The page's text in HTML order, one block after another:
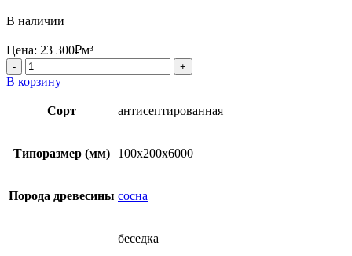
В наличии
Цена: 23 300₽м³
Количество
товара
Строганный
брус
антисептированный
мм
В корзину
Сорт антисептированная
Типоразмер (мм) 100x200x6000
Порода древесины сосна
беседка